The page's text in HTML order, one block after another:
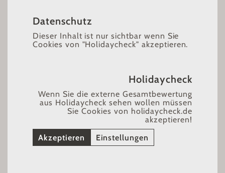
Datenschutz
Dieser Inhalt ist nur sichtbar wenn Sie
Cookies von "Holidaycheck" akzeptieren.
Holidaycheck
Wenn Sie die externe Gesamtbewertung
aus Holidaycheck sehen wollen müssen
Sie Cookies von holidaycheck.de
akzeptieren!
Akzeptieren
Einstellungen